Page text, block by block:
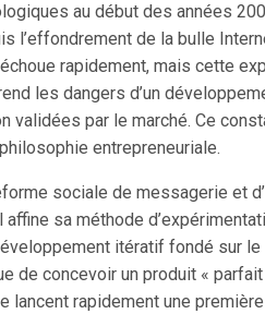
au début des années
l’effondrement de la bulle
rapidement, mais cette
les dangers d’un
validées par le marché. Ce
entrepreneuriale.
sociale de messagerie et
affine sa méthode
itératif fondé sur le
de concevoir un produit « parfait
lancent rapidement une première